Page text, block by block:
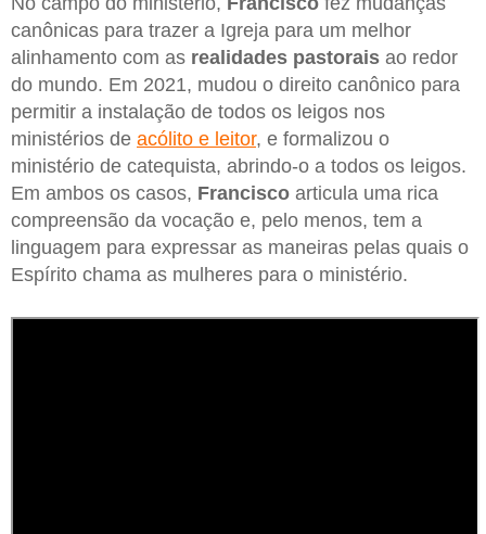
canônicas para trazer a Igreja para um melhor
alinhamento com as realidades pastorais ao redor
do mundo. Em 2021, mudou o direito canônico para
permitir a instalação de todos os leigos nos
ministérios de acólito e leitor, e formalizou o
ministério de catequista, abrindo-o a todos os leigos.
Em ambos os casos, Francisco articula uma rica
compreensão da vocação e, pelo menos, tem a
linguagem para expressar as maneiras pelas quais o
Espírito chama as mulheres para o ministério.